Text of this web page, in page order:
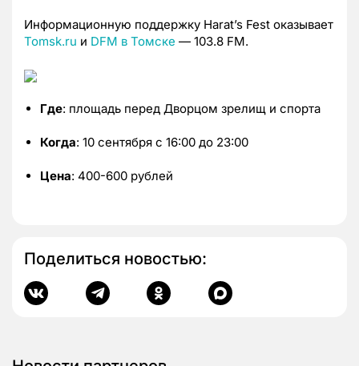
Информационную поддержку Harat’s Fest оказывает
Tomsk.ru и DFM в Томске — 103.8 FM.
Где: площадь перед Дворцом зрелищ и спорта
Когда: 10 сентября с 16:00 до 23:00
Цена: 400-600 рублей
Поделиться новостью: